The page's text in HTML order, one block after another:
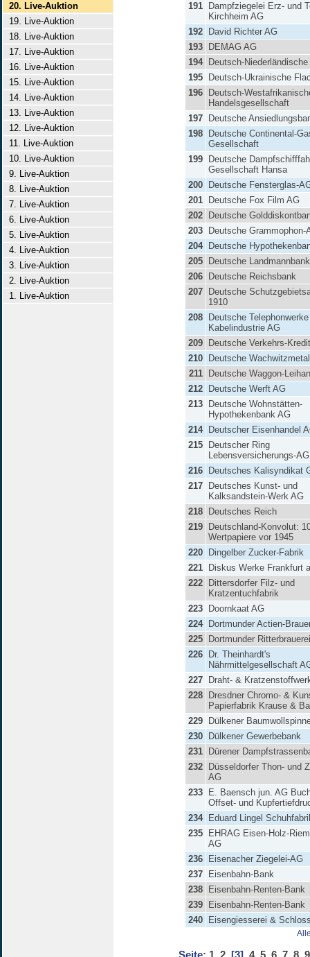
20. Live-Auktion
19. Live-Auktion
18. Live-Auktion
17. Live-Auktion
16. Live-Auktion
15. Live-Auktion
14. Live-Auktion
13. Live-Auktion
12. Live-Auktion
11. Live-Auktion
10. Live-Auktion
9. Live-Auktion
8. Live-Auktion
7. Live-Auktion
6. Live-Auktion
5. Live-Auktion
4. Live-Auktion
3. Live-Auktion
2. Live-Auktion
1. Live-Auktion
191
Dampfziegelei Erz- und
Kirchheim AG
192
David Richter AG
193
DEMAG AG
194
Deutsch-
195
Deutsch-Ukrainische
196
Deutsch-
Handelsgesellschaft
197
Deutsche
198
Deutsche Continental-
Gesellschaft
199
Deutsche
Gesellschaft Hansa
200
Deutsche Fensterglas-
201
Deutsche Fox Film AG
202
Deutsche
203
Deutsche Grammophon-
204
Deutsche
205
Deutsche
206
Deutsche Reichsbank
207
Deutsche
1910
208
Deutsche
Kabelindustrie AG
209
Deutsche Verkehrs-
210
Deutsche
211
Deutsche Waggon-
212
Deutsche Werft AG
213
Deutsche Wohnstätten-
Hypothekenbank AG
214
Deutscher Eisenhandel
215
Deutscher Ring
Lebensversicherungs-AG
216
Deutsches Kalisyndikat
217
Deutsches Kunst- und
Kalksandstein-Werk AG
218
Deutsches Reich
219
Deutschland-Konvolut:
Wertpapiere vor 1945
220
Dingelber Zucker-Fabrik
221
Diskus Werke Frankfurt
222
Dittersdorfer Filz- und
Kratzentuchfabrik
223
Doornkaat AG
224
Dortmunder Actien-
225
Dortmunder
226
Dr. Theinhardt's
Nährmittelgesellschaft
227
Draht- &
228
Dresdner Chromo- &
Papierfabrik Krause &
229
Dülkener
230
Dülkener Gewerbebank
231
Dürener
232
Düsseldorfer Thon- und
AG
233
E. Baensch jun. AG
Offset- und
234
Eduard Lingel
235
EHRAG Eisen-Holz-
AG
236
Eisenacher Ziegelei-AG
237
Eisenbahn-Bank
238
Eisenbahn-Renten-Bank
239
Eisenbahn-Renten-Bank
240
Eisengiesserei &